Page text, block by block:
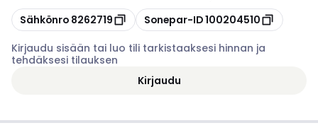
Kopioi
Sähkönro 8262719 Kopioi
Sonepar-ID100204510
Kirjaudu sisään tai luo tili tarkistaaksesi hinnan ja
tehdäksesi tilauksen
Kirjaudu